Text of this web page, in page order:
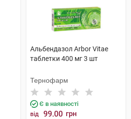
Альбендазол Arbor Vitae
таблетки 400 мг 3 шт
Тернофарм
Є в наявності
від 99.00 грн